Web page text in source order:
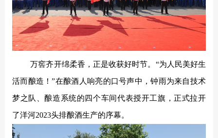
万窖齐开绵柔香，正是收获好时节。 “为人民美好生
活而酿造！”在酿酒人响亮的口号声中，钟雨为来自技术
梦之队、酿造系统的四个车间代表授开工旗，正式拉开
了洋河2023头排酿酒生产的序幕。